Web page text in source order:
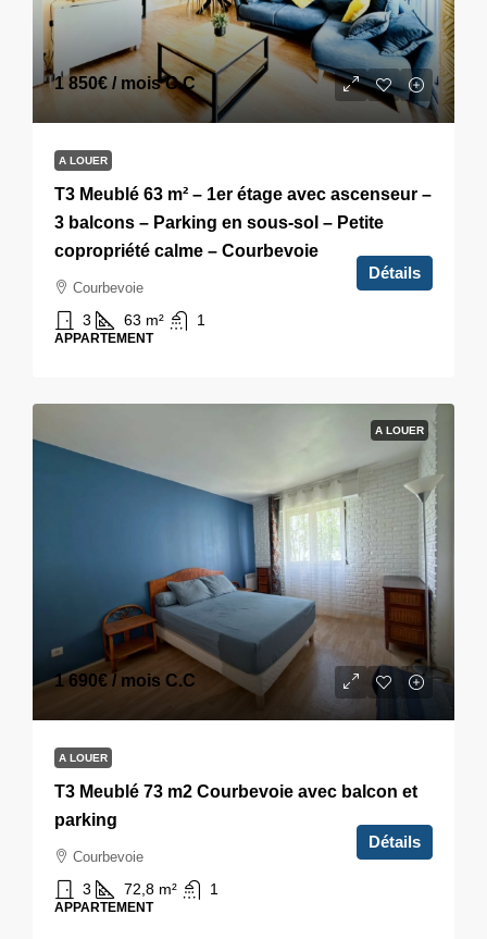
1 850€ / mois C.C
A LOUER
T3 Meublé 63 m² – 1er étage avec ascenseur –
3 balcons – Parking en sous-sol – Petite
copropriété calme – Courbevoie
Courbevoie
3 63 m² 1
APPARTEMENT
Détails
A LOUER
1 690€ / mois C.C
A LOUER
T3 Meublé 73 m2 Courbevoie avec balcon et
parking
Courbevoie
3 72,8 m² 1
APPARTEMENT
Détails